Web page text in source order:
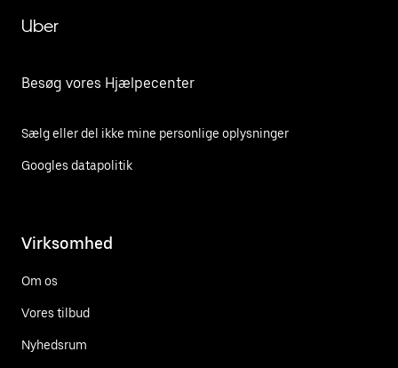
Uber
Besøg vores Hjælpecenter
Sælg eller del ikke mine personlige oplysninger
Googles datapolitik
Virksomhed
Om os
Vores tilbud
Nyhedsrum